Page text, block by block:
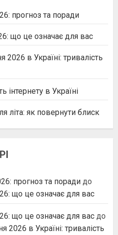
прогноз та поради
що це означає для вас
2026 в Україні: тривалість
інтернету в Україні
літа: як повернути блиск
прогноз та поради до
що це означає для вас
що це означає для вас до
2026 в Україні: тривалість